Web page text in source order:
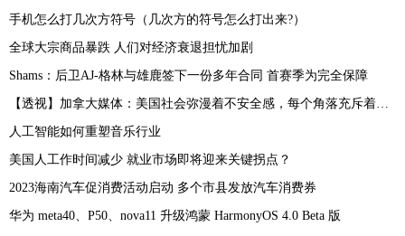
手机怎么打几次方符号（几次方的符号怎么打出来?）
全球大宗商品暴跌 人们对经济衰退担忧加剧
Shams：后卫AJ-格林与雄鹿签下一份多年合同 首赛季为完全保障
【透视】加拿大媒体：美国社会弥漫着不安全感，每个角落充斥着恐惧
人工智能如何重塑音乐行业
美国人工作时间减少 就业市场即将迎来关键拐点？
2023海南汽车促消费活动启动 多个市县发放汽车消费券
华为 meta40、P50、nova11 升级鸿蒙 HarmonyOS 4.0 Beta 版